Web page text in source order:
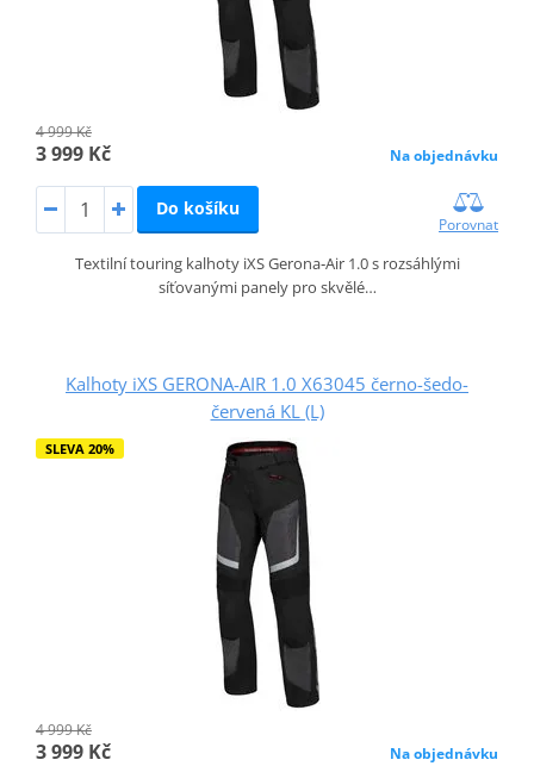
4 999 Kč
3 999 Kč Na objednávku
Do košíku
Porovnat
Textilní touring kalhoty iXS Gerona‑Air 1.0 s rozsáhlými
síťovanými panely pro skvělé…
Kalhoty iXS GERONA-AIR 1.0 X63045 černo-šedo-
červená KL (L)
SLEVA 20%
4 999 Kč
3 999 Kč Na objednávku